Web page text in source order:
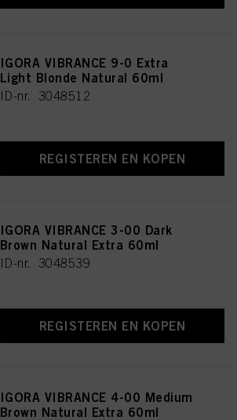
IGORA VIBRANCE 9-0 Extra
Light Blonde Natural 60ml
ID-nr. 3048512
REGISTEREN EN KOPEN
IGORA VIBRANCE 3-00 Dark
Brown Natural Extra 60ml
ID-nr. 3048539
REGISTEREN EN KOPEN
IGORA VIBRANCE 4-00 Medium
Brown Natural Extra 60ml